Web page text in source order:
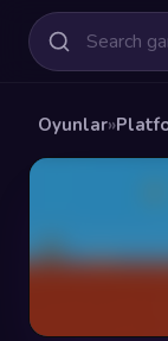
Oyunlar»